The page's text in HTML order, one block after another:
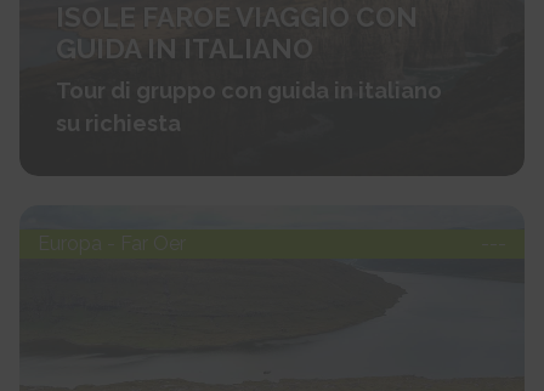
ISOLE FAROE VIAGGIO CON
GUIDA IN ITALIANO
Tour di gruppo con guida in italiano
su richiesta
Europa - Far Oer